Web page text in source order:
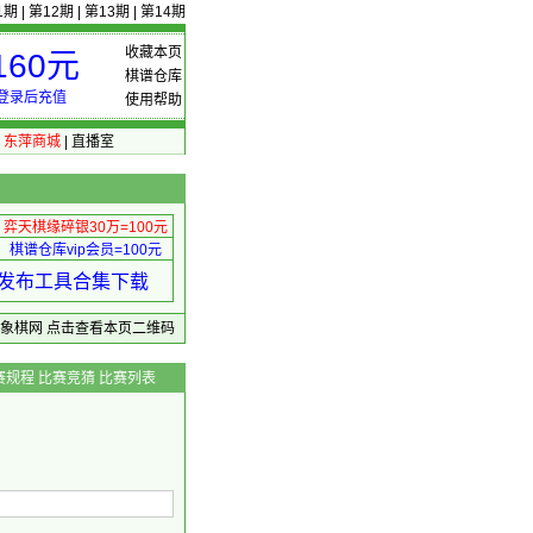
期 第12期 第13期 第14期
收藏本页
棋谱仓库
使用帮助
元
录后充值
东萍商城| 直播室
弈天棋缘碎银30万=100元
棋谱仓库vip会员=100元
布工具合集下载
棋网 点击查看本页二维码
规程 比赛竞猜 比赛列表